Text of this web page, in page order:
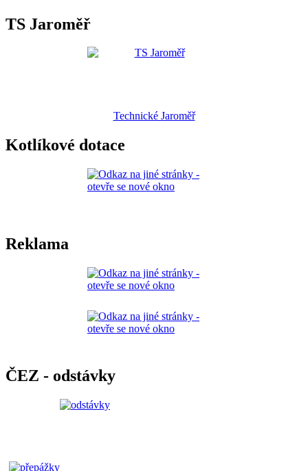
TS Jaroměř
Technické Jaroměř
Kotlíkové dotace
Reklama
ČEZ - odstávky